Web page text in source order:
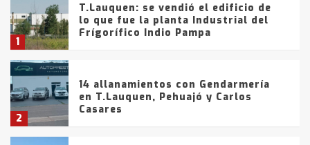
1
T.Lauquen: se vendió el edificio de
lo que fue la planta Industrial del
Frígorífico Indio Pampa
2
14 allanamientos con Gendarmería
en T.Lauquen, Pehuajó y Carlos
Casares